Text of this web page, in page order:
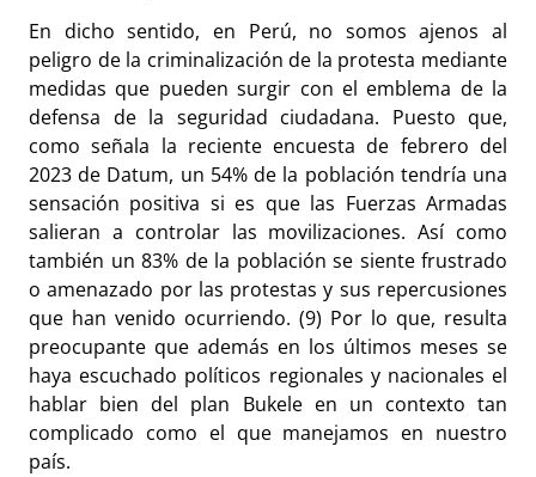
En dicho sentido, en Perú, no somos ajenos al
peligro de la criminalización de la protesta mediante
medidas que pueden surgir con el emblema de la
defensa de la seguridad ciudadana. Puesto que,
como señala la reciente encuesta de febrero del
2023 de Datum, un 54% de la población tendría una
sensación positiva si es que las Fuerzas Armadas
salieran a controlar las movilizaciones. Así como
también un 83% de la población se siente frustrado
o amenazado por las protestas y sus repercusiones
que han venido ocurriendo. (9) Por lo que, resulta
preocupante que además en los últimos meses se
haya escuchado políticos regionales y nacionales el
hablar bien del plan Bukele en un contexto tan
complicado como el que manejamos en nuestro
país.